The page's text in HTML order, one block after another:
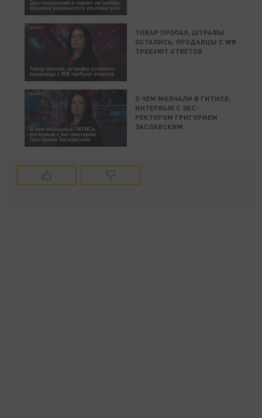
ТОВАР ПРОПАЛ, ШТРАФЫ
ОСТАЛИСЬ: ПРОДАВЦЫ С WB
ТРЕБУЮТ ОТВЕТОВ
О ЧЕМ МОЛЧАЛИ В ГИТИСЕ:
ИНТЕРВЬЮ С ЭКС-
РЕКТОРОМ ГРИГОРИЕМ
ЗАСЛАВСКИМ